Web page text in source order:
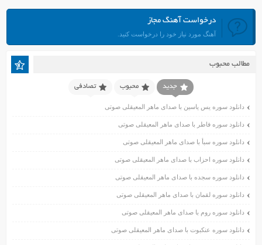
مرداد ۱۴۰۱
تیر ۱۴۰۱
فروردین ۱۴۰۱
آذر ۱۴۰۰
آبان ۱۴۰۰
اسفند ۱۳۹۹
آبان ۱۳۹۹
مهر ۱۳۹۹
درخواست آهنگ مجاز
آهنگ مورد نیاز خود را درخواست کنید.
مطالب محبوب
جدید محبوب تصادفی
دانلود سوره یس یاسین با صدای ماهر المعیقلی صوتی
دانلود سوره فاطر با صدای ماهر المعیقلی صوتی
دانلود سوره سبأ با صدای ماهر المعیقلی صوتی
دانلود سوره احزاب با صدای ماهر المعیقلی صوتی
دانلود سوره سجده با صدای ماهر المعیقلی صوتی
دانلود سوره لقمان با صدای ماهر المعیقلی صوتی
دانلود سوره روم با صدای ماهر المعیقلی صوتی
دانلود سوره عنکبوت با صدای ماهر المعیقلی صوتی